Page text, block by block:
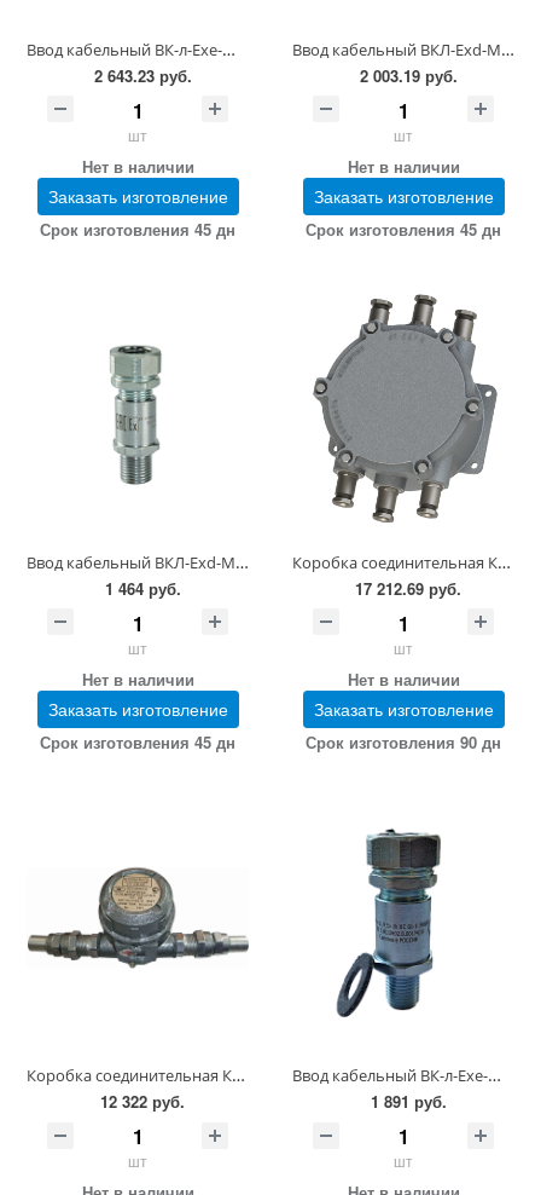
Ввод кабельный ВК-л-Ехе-М-М25х1,5-15-20
2 643.23 руб.
шт
Нет в наличии
Заказать изготовление
Срок изготовления 45 дн
Ввод кабельный ВКЛ-Ехd-М-М20х1,5-11-15
2 003.19 руб.
шт
Нет в наличии
Заказать изготовление
Срок изготовления 45 дн
Ввод кабельный ВКЛ-Ехd-М-М16х1,5-7-10
1 464 руб.
шт
Нет в наличии
Заказать изготовление
Срок изготовления 45 дн
Коробка соединительная КП-16В-1-(264-120) 6-Б3Г2-G1/2-О-9-Г1-G1/2-О-13
17 212.69 руб.
шт
Нет в наличии
Заказать изготовление
Срок изготовления 90 дн
Коробка соединительная КП-4В-1-(264-120) 6-Г2-G1/2-М-9-15
12 322 руб.
шт
Ввод кабельный ВК-л-Ехе-М-G1/4-7-10 (в упаковке)
1 891 руб.
шт